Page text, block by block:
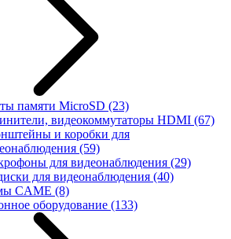
памяти MicroSD (23)
видеокоммутаторы HDMI (67)
и коробки для
(59)
для видеонаблюдения (29)
для видеонаблюдения (40)
CAME (8)
оборудование (133)